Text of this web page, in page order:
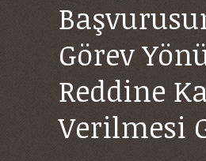
Görev
Reddine
Verilmesi